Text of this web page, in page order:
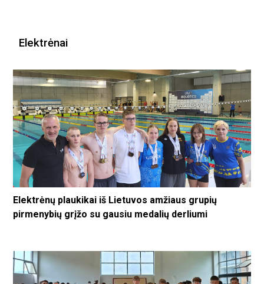
Elektrėnai
Elektrėnų plaukikai iš Lietuvos amžiaus grupių
pirmenybių grįžo su gausiu medalių derliumi